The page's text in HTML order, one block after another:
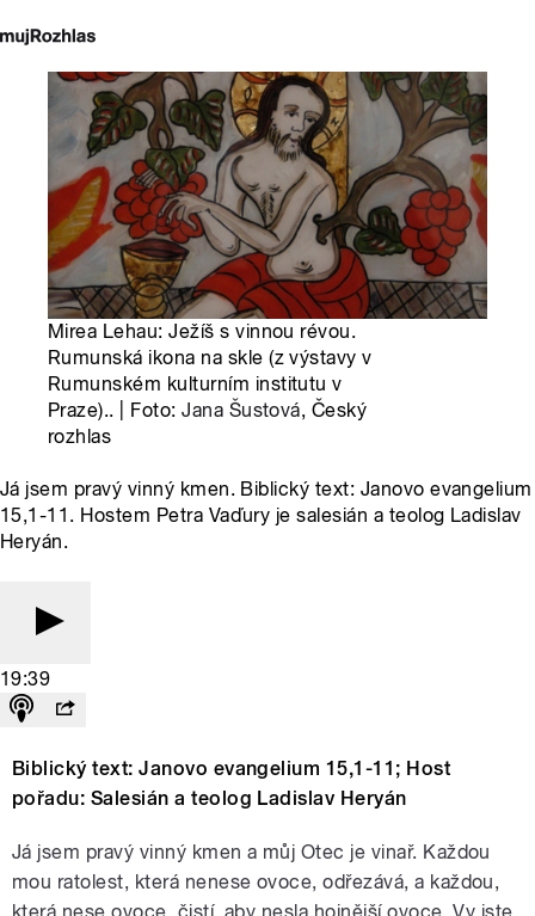
Mirea Lehau: Ježíš s vinnou révou.
Rumunská ikona na skle (z výstavy v
Rumunském kulturním institutu v
Praze).. | Foto:Jana Šustová, Český
rozhlas
Já jsem pravý vinný kmen. Biblický text: Janovo evangelium
15,1-11. Hostem Petra Vaďury je salesián a teolog Ladislav
Heryán.
19:39
Biblický text: Janovo evangelium 15,1-11; Host
pořadu: Salesián a teolog Ladislav Heryán
Já jsem pravý vinný kmen a můj Otec je vinař. Každou
mou ratolest, která nenese ovoce, odřezává, a každou,
která nese ovoce, čistí, aby nesla hojnější ovoce. Vy jste